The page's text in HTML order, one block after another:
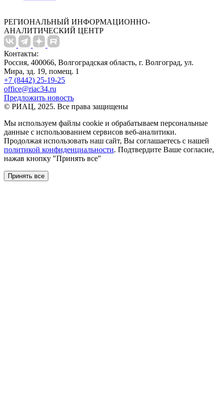
РЕГИОНАЛЬНЫЙ ИНФОРМАЦИОННО-
АНАЛИТИЧЕСКИЙ ЦЕНТР
Контакты:
Россия, 400066, Волгоградская область, г. Волгоград, ул.
Мира, зд. 19, помещ. 1
+7 (8442) 25-19-25
office@riac34.ru
Предложить новость
© РИАЦ, 2025. Все права защищены
Мы используем файлы сookie и обрабатываем персональные
данные с использованием сервисов веб-аналитики.
Продолжая использовать наш сайт, Вы соглашаетесь с нашей
политикой конфиденциальности. Подтвердите Ваше согласие,
нажав кнопку "Принять все"
Принять все